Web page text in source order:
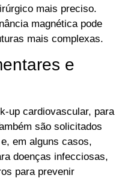
mais preciso.
magnética pode
mais complexas.
e
up cardiovascular, para
são solicitados
em alguns casos,
doenças infecciosas,
para prevenir